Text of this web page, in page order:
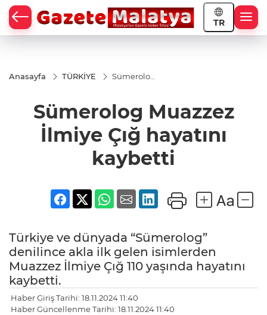
TR
Anasayfa TÜRKİYE
Sümerolog
hayatını
kaybetti
Sümerolog Muazzez
İlmiye Çığ hayatını
kaybetti
Türkiye ve dünyada “Sümerolog”
denilince akla ilk gelen isimlerden
Muazzez İlmiye Çığ 110 yaşında hayatını
kaybetti.
Haber Giriş Tarihi: 18.11.2024 11:40
Haber Güncellenme Tarihi: 18.11.2024 11:40